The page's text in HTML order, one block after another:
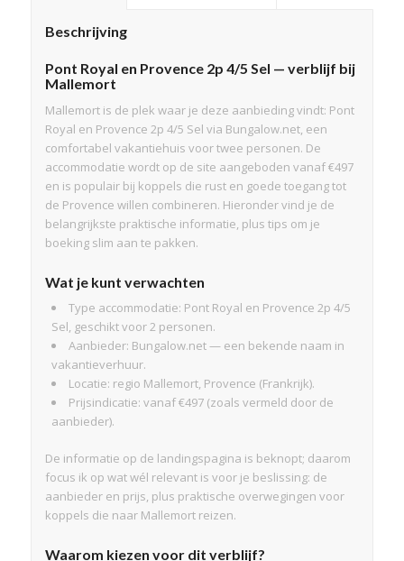
Beschrijving
Pont Royal en Provence 2p 4/5 Sel — verblijf bij
Mallemort
Mallemort is de plek waar je deze aanbieding vindt: Pont
Royal en Provence 2p 4/5 Sel via Bungalow.net, een
comfortabel vakantiehuis voor twee personen. De
accommodatie wordt op de site aangeboden vanaf €497
en is populair bij koppels die rust en goede toegang tot
de Provence willen combineren. Hieronder vind je de
belangrijkste praktische informatie, plus tips om je
boeking slim aan te pakken.
Wat je kunt verwachten
Type accommodatie: Pont Royal en Provence 2p 4/5
Sel, geschikt voor 2 personen.
Aanbieder: Bungalow.net — een bekende naam in
vakantieverhuur.
Locatie: regio Mallemort, Provence (Frankrijk).
Prijsindicatie: vanaf €497 (zoals vermeld door de
aanbieder).
De informatie op de landingspagina is beknopt; daarom
focus ik op wat wél relevant is voor je beslissing: de
aanbieder en prijs, plus praktische overwegingen voor
koppels die naar Mallemort reizen.
Waarom kiezen voor dit verblijf?